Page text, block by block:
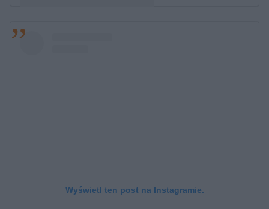
Wyświetl ten post na Instagramie.